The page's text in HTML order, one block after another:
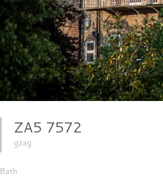
ZA5 7572
gzag
Bath